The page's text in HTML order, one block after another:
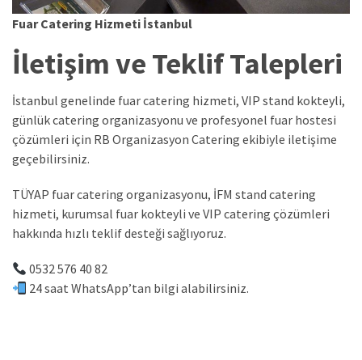
Fuar Catering Hizmeti İstanbul
İletişim ve Teklif Talepleri
İstanbul genelinde fuar catering hizmeti, VIP stand kokteyli,
günlük catering organizasyonu ve profesyonel fuar hostesi
çözümleri için RB Organizasyon Catering ekibiyle iletişime
geçebilirsiniz.
TÜYAP fuar catering organizasyonu, İFM stand catering
hizmeti, kurumsal fuar kokteyli ve VIP catering çözümleri
hakkında hızlı teklif desteği sağlıyoruz.
0532 576 40 82
24 saat WhatsApp’tan bilgi alabilirsiniz.